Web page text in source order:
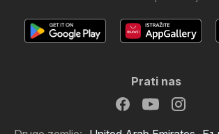
Prati nas